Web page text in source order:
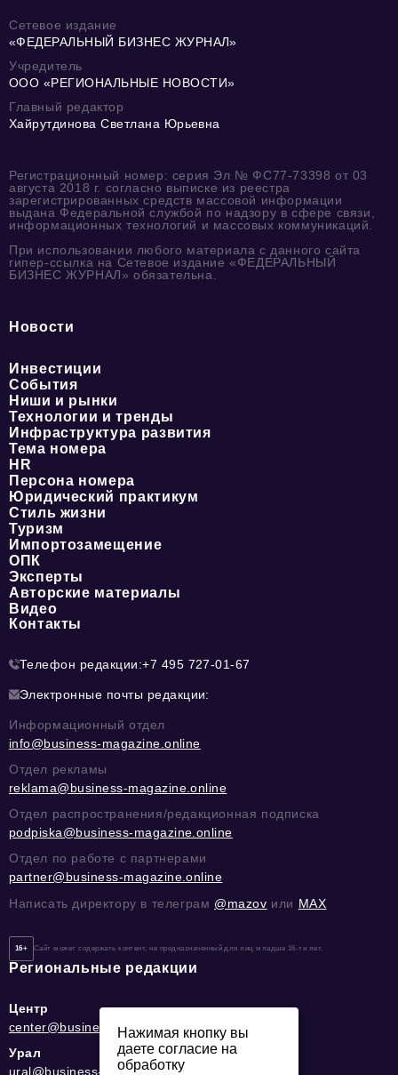
Сетевое издание
«ФЕДЕРАЛЬНЫЙ БИЗНЕС ЖУРНАЛ»
Учредитель
ООО «РЕГИОНАЛЬНЫЕ НОВОСТИ»
Главный редактор
Хайрутдинова Светлана Юрьевна
Регистрационный номер: серия Эл № ФС77-73398 от 03
августа 2018 г. согласно выписке из реестра
зарегистрированных средств массовой информации
выдана Федеральной службой по надзору в сфере связи,
информационных технологий и массовых коммуникаций.
При использовании любого материала с данного сайта
гипер-ссылка на Сетевое издание «ФЕДЕРАЛЬНЫЙ
БИЗНЕС ЖУРНАЛ» обязательна.
Новости
Инвестиции
События
Ниши и рынки
Технологии и тренды
Инфраструктура развития
Тема номера
HR
Персона номера
Юридический практикум
Стиль жизни
Туризм
Импортозамещение
ОПК
Эксперты
Авторские материалы
Видео
Контакты
Телефон редакции:+7 495 727-01-67
Электронные почты редакции:
Информационный отдел
info@business-magazine.online
Отдел рекламы
reklama@business-magazine.online
Отдел распространения/редакционная подписка
podpiska@business-magazine.online
Отдел по работе с партнерами
partner@business-magazine.online
Написать директору в телеграм @mazov или MAX
16+ Сайт может содержать контент, не предназначенный для лиц младше 16-ти лет.
Региональные редакции
Центр
center@business-magazine.online
Урал
ural@business-magazine.online
Нажимая кнопку вы
даете согласие на
обработку